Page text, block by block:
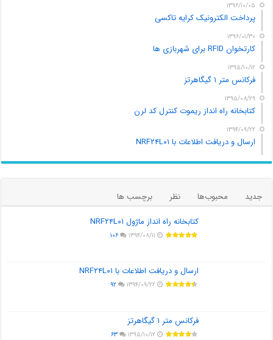
۱۳۹۶/۱۰/۰۵
پرداخت الکترونیک کرایه تاکسی
۱۳۹۶/۰۱/۳۰
کارتخوان RFID برای شهربازی ها
۱۳۹۵/۱۰/۱۲
فرکانس متر ۱ گیگاهرتز
۱۳۹۵/۰۸/۲۹
کتابخانه راه انداز ریموت کنترل کد لرن
۱۳۹۴/۰۹/۲۲
ارسال و دریافت اطلاعات با NRF۲۴L۰۱
جدید محبوب‌ها نظر
برچسب ها
کتابخانه راه انداز ماژول NRF۲۴L۰۱
۱۳۹۴/۰۸/۱۱ ۱۰۶
ارسال و دریافت اطلاعات با NRF۲۴L۰۱
۱۳۹۴/۰۹/۲۲ ۹۲
فرکانس متر ۱ گیگاهرتز
۱۳۹۵/۱۰/۱۲ ۶۳